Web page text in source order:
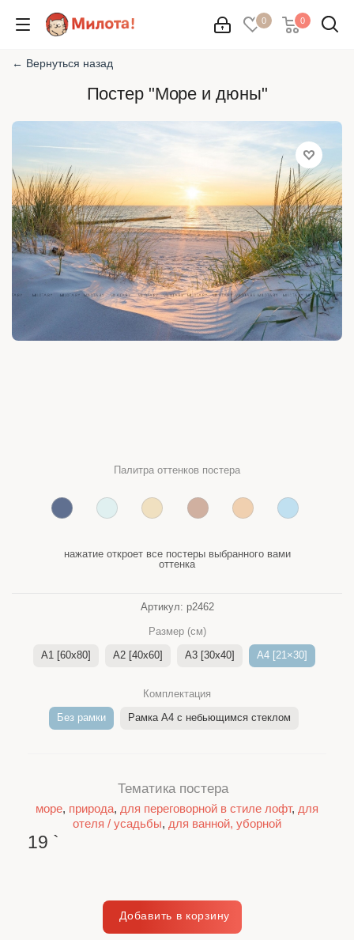
0 0
← Вернуться назад
Постер "Море и дюны"
Палитра оттенков постера
нажатие откроет все постеры выбранного вами
оттенка
Артикул: p2462
Размер (см)
A1 [60x80]
A2 [40x60] A3 [30x40] A4 [21×30]
Комплектация
Без рамки
Рамка A4 c небьющимся стеклом
Тематика постера
море, природа, для переговорной в стиле лофт, для
отеля / усадьбы, для ванной, уборной
19 `